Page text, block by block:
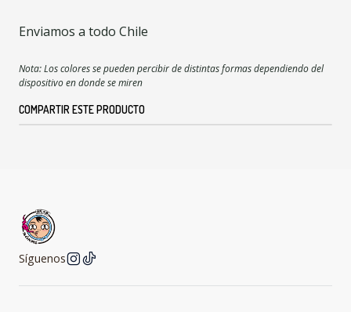
Enviamos a todo Chile
Nota: Los colores se pueden percibir de distintas formas dependiendo del
dispositivo en donde se miren
COMPARTIR ESTE PRODUCTO
Síguenos